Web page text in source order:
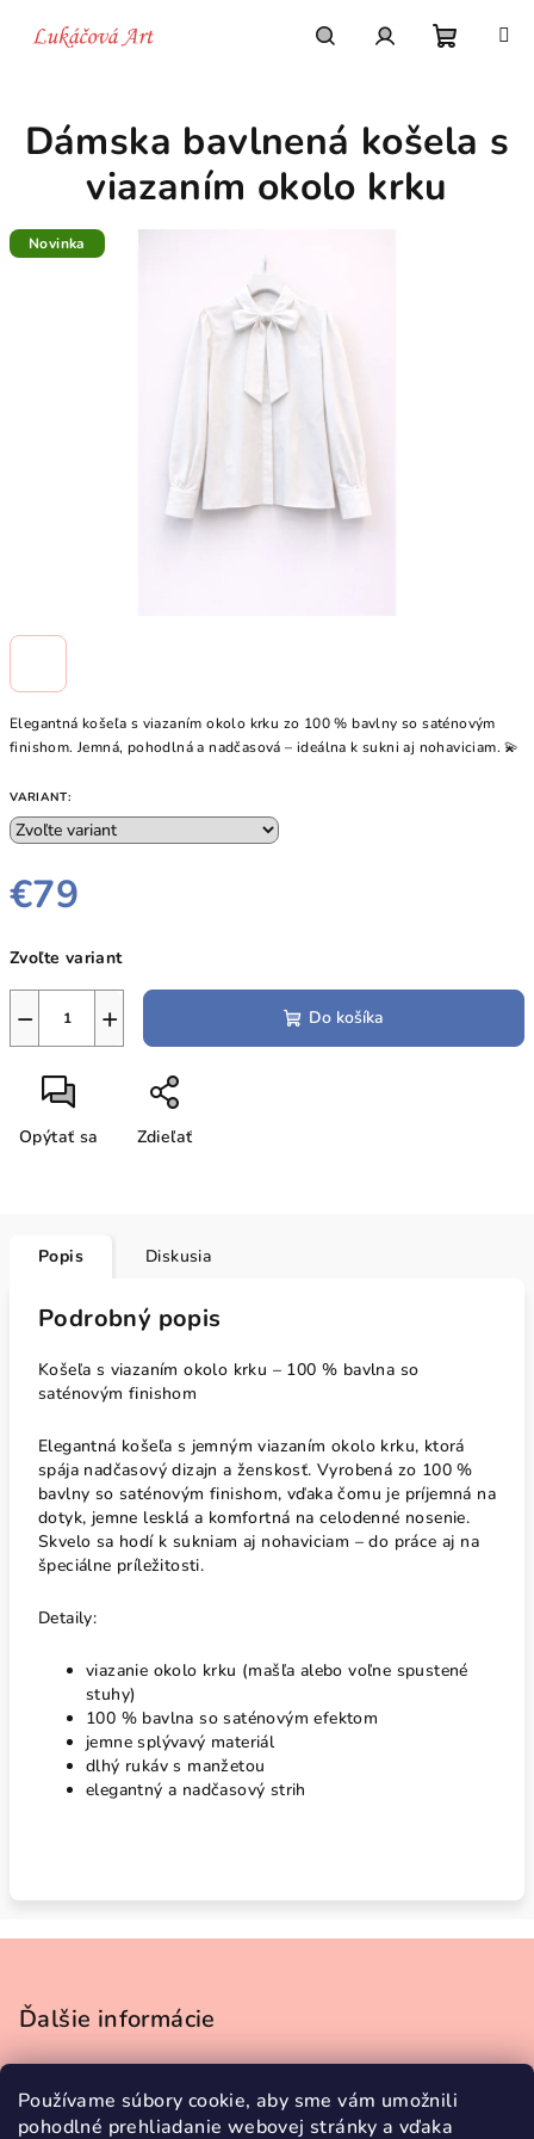
Používame súbory cookie, aby sme vám umožnili
pohodlné prehliadanie webovej stránky a vďaka
košík
Elegantná košeľa s viazaním okolo krku zo 100 % bavlny so saténovým
finishom. Jemná, pohodlná a nadčasová – ideálna k sukni aj nohaviciam. 💫
VARIANT:
€79
cena:
Zvoľte variant
+
− Do košíka
Opýtať sa Zdieľať
Dámska bavlnená košela s
viazaním okolo krku
Novinka
Popis Diskusia
Podrobný popis
Košeľa s viazaním okolo krku – 100 % bavlna so
saténovým finishom
Elegantná košeľa s jemným viazaním okolo krku, ktorá
spája nadčasový dizajn a ženskosť. Vyrobená zo 100 %
bavlny so saténovým finishom, vďaka čomu je príjemná na
dotyk, jemne lesklá a komfortná na celodenné nosenie.
Skvelo sa hodí k sukniam aj nohaviciam – do práce aj na
špeciálne príležitosti.
Detaily:
viazanie okolo krku (mašľa alebo voľne spustené
stuhy)
100 % bavlna so saténovým efektom
jemne splývavý materiál
dlhý rukáv s manžetou
elegantný a nadčasový strih
ä
Ďalšie informácie
Podmienky ochrany osobných údajov
Doprava a platba